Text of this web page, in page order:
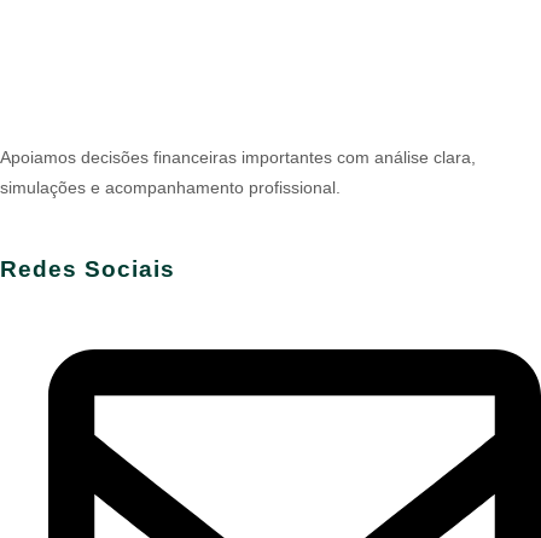
Apoiamos decisões financeiras importantes com análise clara,
simulações e acompanhamento profissional.
Redes Sociais